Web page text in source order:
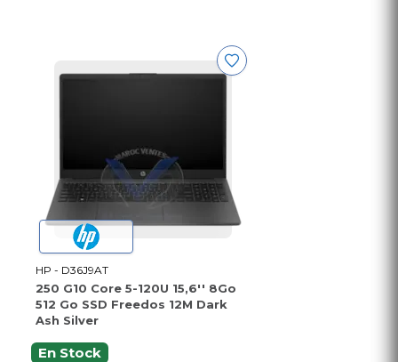
HP - D36J9AT
250 G10 Core 5-120U 15,6'' 8Go
512 Go SSD Freedos 12M Dark
Ash Silver
En Stock